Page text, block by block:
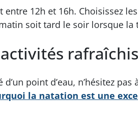
entre 12h et 16h. Choisissez
soit tard le soir lorsque
d’un point d’eau, n’hésitez
la natation est une